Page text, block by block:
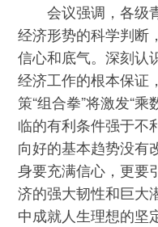
会议强调，各级
经济形势的科学判断
信心和底气。深刻认
经济工作的根本保证
策“组合拳”将激发“
临的有利条件强于不
向好的基本趋势没有
身要充满信心，更要
济的强大韧性和巨大
中成就人生理想的坚